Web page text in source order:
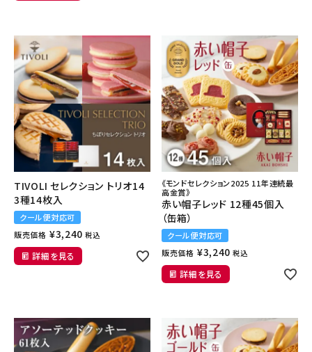
TIVOLI セレクション トリオ14
3種14枚入
クール便対応可
販売価格 ¥3,240 税込
詳細を見る
《モンドセレクション2025 11年連続最
高金賞》
赤い帽子レッド 12種45個入
（缶箱）
クール便対応可
販売価格 ¥3,240 税込
詳細を見る